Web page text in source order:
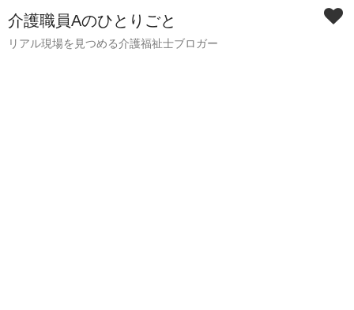
介護職員Aのひとりごと
リアル現場を見つめる介護福祉士ブロガー